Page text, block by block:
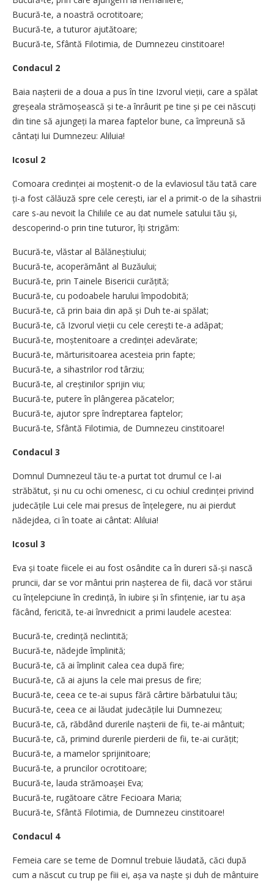
Bucură-te, a noastră ocrotitoare;
Bucură-te, a tuturor ajutătoare;
Bucură-te, Sfântă Filotimia, de Dumnezeu cinstitoare!
Condacul 2
Baia nașterii de a doua a pus în tine Izvorul vieții, care a spălat
greșeala strămoșească și te-a înrâurit pe tine și pe cei născuți
din tine să ajungeți la marea faptelor bune, ca împreună să
cântați lui Dumnezeu: Aliluia!
Icosul 2
Comoara credinței ai moștenit-o de la evlaviosul tău tată care
ți-a fost călăuză spre cele cerești, iar el a primit-o de la sihastrii
care s-au nevoit la Chiliile ce au dat numele satului tău și,
descoperind-o prin tine tuturor, îți strigăm:
Bucură-te, vlăstar al Bălăneștiului;
Bucură-te, acoperământ al Buzăului;
Bucură-te, prin Tainele Bisericii curățită;
Bucură-te, cu podoabele harului împodobită;
Bucură-te, că prin baia din apă și Duh te-ai spălat;
Bucură-te, că Izvorul vieții cu cele cerești te-a adăpat;
Bucură-te, moștenitoare a credinței adevărate;
Bucură-te, mărturisitoarea acesteia prin fapte;
Bucură-te, a sihastrilor rod târziu;
Bucură-te, al creștinilor sprijin viu;
Bucură-te, putere în plângerea păcatelor;
Bucură-te, ajutor spre îndreptarea faptelor;
Bucură-te, Sfântă Filotimia, de Dumnezeu cinstitoare!
Condacul 3
Domnul Dumnezeul tău te-a purtat tot drumul ce l-ai
străbătut, și nu cu ochi omenesc, ci cu ochiul credinței privind
judecățile Lui cele mai presus de înțelegere, nu ai pierdut
nădejdea, ci în toate ai cântat: Aliluia!
Icosul 3
Eva și toate fiicele ei au fost osândite ca în dureri să-și nască
pruncii, dar se vor mântui prin nașterea de fii, dacă vor stărui
cu înțelepciune în credință, în iubire și în sfințenie, iar tu așa
făcând, fericită, te-ai învrednicit a primi laudele acestea:
Bucură-te, credință neclintită;
Bucură-te, nădejde împlinită;
Bucură-te, că ai împlinit calea cea după fire;
Bucură-te, că ai ajuns la cele mai presus de fire;
Bucură-te, ceea ce te-ai supus fără cârtire bărbatului tău;
Bucură-te, ceea ce ai lăudat judecățile lui Dumnezeu;
Bucură-te, că, răbdând durerile nașterii de fii, te-ai mântuit;
Bucură-te, că, primind durerile pierderii de fii, te-ai curățit;
Bucură-te, a mamelor sprijinitoare;
Bucură-te, a pruncilor ocrotitoare;
Bucură-te, lauda strămoașei Eva;
Bucură-te, rugătoare către Fecioara Maria;
Bucură-te, Sfântă Filotimia, de Dumnezeu cinstitoare!
Condacul 4
Femeia care se teme de Domnul trebuie lăudată, căci după
cum a născut cu trup pe fiii ei, așa va naște și duh de mântuire